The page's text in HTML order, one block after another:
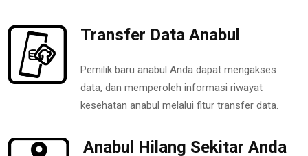
Transfer Data Anabul
Pemilik baru anabul Anda dapat mengakses
data, dan memperoleh informasi riwayat
kesehatan anabul melalui fitur transfer data.
Anabul Hilang Sekitar Anda